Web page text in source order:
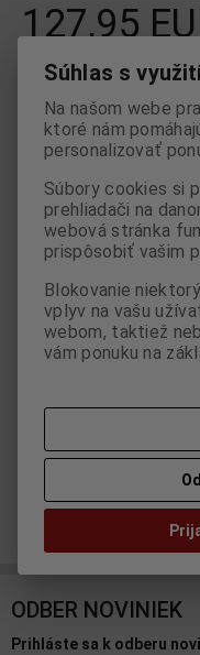
127,95


ks
Porovnať
Tlač
Skladom:1 ks ISBN:
Doporučiť výrobok
ODBER NOVINIEK
Prihláste sa k odberu
Súhlas s
Na našom webe
ktoré nám
personalizovať
Súbory cookies si
prehliadači na
webová stránka
prispôsobiť vašim
Blokovanie
vplyv na vašu
webom, taktiež
vám ponuku na